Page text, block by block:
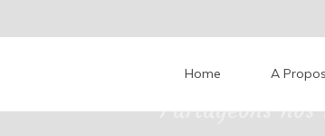
Partageons
Home A Propos